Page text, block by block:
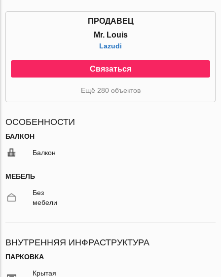
ПРОДАВЕЦ
Mr. Louis
Lazudi
Связаться
Ещё 280 объектов
ОСОБЕННОСТИ
БАЛКОН
Балкон
МЕБЕЛЬ
Без
мебели
ВНУТРЕННЯЯ ИНФРАСТРУКТУРА
ПАРКОВКА
Крытая